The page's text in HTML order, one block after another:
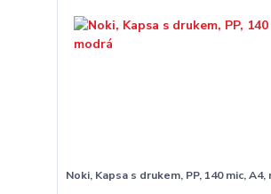
Noki, Kapsa s drukem, PP, 140 mic, A4,